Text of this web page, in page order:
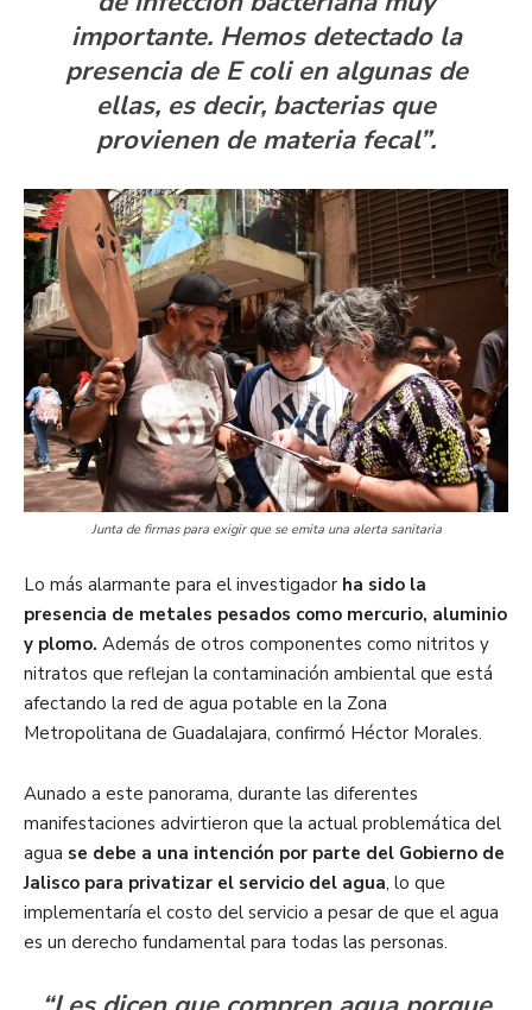
importante. Hemos detectado la
presencia de E coli en algunas de
ellas, es decir, bacterias que
provienen de materia fecal”.
Junta de firmas para exigir que se emita una alerta sanitaria
Lo más alarmante para el investigador ha sido la
presencia de metales pesados como mercurio, aluminio
y plomo. Además de otros componentes como nitritos y
nitratos que reflejan la contaminación ambiental que está
afectando la red de agua potable en la Zona
Metropolitana de Guadalajara, confirmó Héctor Morales.
Aunado a este panorama, durante las diferentes
manifestaciones advirtieron que la actual problemática del
agua se debe a una intención por parte del Gobierno de
Jalisco para privatizar el servicio del agua, lo que
implementaría el costo del servicio a pesar de que el agua
es un derecho fundamental para todas las personas.